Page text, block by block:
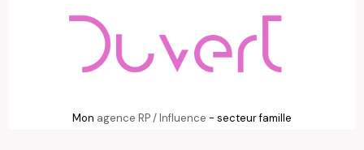
Mon agence RP / Influence - secteur famille